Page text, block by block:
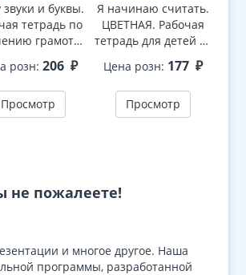
звуки и буквы.
тетрадь по
грамоте
5-7 лет - 2-е
изд
розн: 206 ₽
Просмотр
Я начинаю считать.
ЦВЕТНАЯ. Рабочая
тетрадь для детей 3–
4 лет. Соответствует
ФГОС ДО
Цена розн: 177 ₽
Просмотр
не пожалеете!
и многое другое. Наша
программы, разработанной